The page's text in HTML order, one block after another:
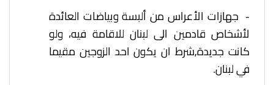
­- جهازات الأعراس من ألبسة وبياضات العائدة
لأشخاص قادمين الى لبنان للاقامة فيه، ولو
كانت جديدة,شرط ان يكون احد الزوجين مقيما
في لبنان. ­